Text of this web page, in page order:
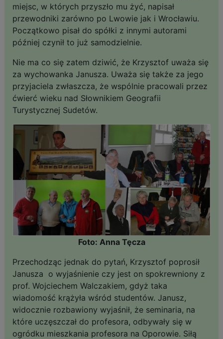
miejsc, w których przyszło mu żyć, napisał
przewodniki zarówno po Lwowie jak i Wrocławiu.
Początkowo pisał do spółki z innymi autorami
później czynił to już samodzielnie.
Nie ma co się zatem dziwić, że Krzysztof uważa się
za wychowanka Janusza. Uważa się także za jego
przyjaciela zwłaszcza, że wspólnie pracowali przez
ćwierć wieku nad Słownikiem Geografii
Turystycznej Sudetów.
Foto: Anna Tęcza
Przechodząc jednak do pytań, Krzysztof poprosił
Janusza o wyjaśnienie czy jest on spokrewniony z
prof. Wojciechem Walczakiem, gdyż taka
wiadomość krążyła wśród studentów. Janusz,
widocznie rozbawiony wyjaśnił, że seminaria, na
które uczęszczał do profesora, odbywały się w
ogródku mieszkania profesora na Oporowie. Siłą